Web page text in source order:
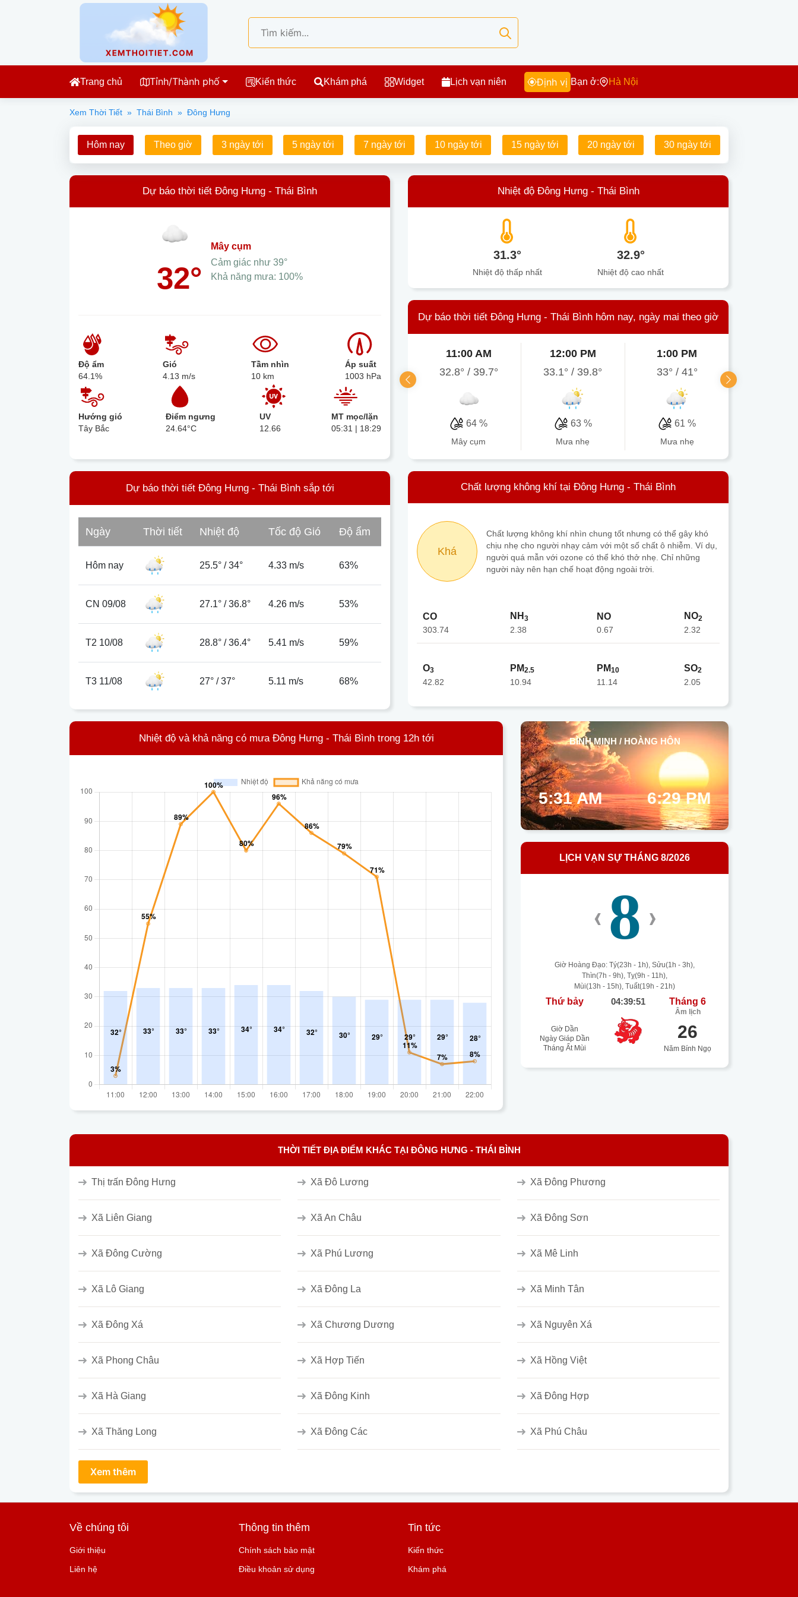
Trang chủ Tỉnh/Thành phố Kiến thức Khám phá Widget Lịch vạn niên Định vị Bạn ở: Hà Nội
Xem Thời Tiết » Thái Bình » Đông Hưng
Hôm nay Theo giờ 3 ngày tới 5 ngày tới 7 ngày tới 10 ngày tới 15 ngày tới 20 ngày tới 30 ngày tới
Dự báo thời tiết Đông Hưng - Thái Bình
32°
mây cụm
Cảm giác như 39°
Khả năng mưa: 100%
Độ ẩm
64.1%
Gió
4.13 m/s
Tầm nhìn
10 km
Áp suất
1003 hPa
Hướng gió
Tây Bắc
Điểm ngưng
24.64°C
UV
12.66
MT mọc/lặn
05:31 | 18:29
Nhiệt độ Đông Hưng - Thái Bình
31.3°
Nhiệt độ thấp nhất
32.9°
Nhiệt độ cao nhất
Dự báo thời tiết Đông Hưng - Thái Bình hôm nay, ngày mai theo giờ
11:00 AM
32.8° / 39.7°
64 %
mây cụm
12:00 PM
33.1°/ 39.8°
63 %
mưa nhẹ
1:00 PM
33° / 41°
61 %
mưa nhẹ
Dự báo thời tiết Đông Hưng - Thái Bình sắp tới
Ngày Thời tiết Nhiệt độ Tốc độ Gió Độ ẩm
Hôm nay 25.5° /34° 4.33 m/s 63%
CN 09/08 27.1° /36.8° 4.26 m/s 53%
T2 10/08 28.8° /36.4° 5.41 m/s 59%
T3 11/08 27° /37° 5.11 m/s 68%
Chất lượng không khí tại Đông Hưng - Thái Bình
Khá
Chất lượng không khí nhìn chung tốt nhưng có thể gây khó
chịu nhẹ cho người nhạy cảm với một số chất ô nhiễm. Ví dụ,
người quá mẫn với ozone có thể khó thở nhẹ. Chỉ những
người này nên hạn chế hoạt động ngoài trời.
CO
303.74
NH 3
2.38
NO
0.67
NO2
2.32
O3
42.82
PM2.5
10.94
PM10
11.14
SO2
2.05
Nhiệt độ và khả năng có mưa Đông Hưng - Thái Bình trong 12h tới BÌNH MINH / HOÀNG HÔN
5:31 AM 6:29 PM
LỊCH VẠN SỰ THÁNG 8/2026
‹ 8 ›
Giờ Hoàng Đạo: Tý(23h - 1h), Sửu(1h - 3h),
Thìn(7h - 9h), Tỵ(9h - 11h),
Mùi(13h - 15h), Tuất(19h - 21h)
Thứ bảy 04:39:51 Tháng 6
Âm lịch
Giờ Dần
Ngày Giáp Dần
Tháng Ất Mùi
26
Năm Bính Ngọ
THỜI TIẾT ĐỊA ĐIỂM KHÁC TẠI ĐÔNG HƯNG - THÁI BÌNH
Thị trấn Đông Hưng Xã Đô Lương Xã Đông Phương
Xã Liên Giang Xã An Châu Xã Đông Sơn
Xã Đông Cường Xã Phú Lương Xã Mê Linh
Xã Lô Giang Xã Đông La Xã Minh Tân
Xã Đông Xá Xã Chương Dương Xã Nguyên Xá
Xã Phong Châu Xã Hợp Tiến Xã Hồng Việt
Xã Hà Giang Xã Đông Kinh Xã Đông Hợp
Xã Thăng Long Xã Đông Các Xã Phú Châu
Về chúng tôi
Giới thiệu
Liên hệ
Thông tin thêm
Chính sách bảo mật
Điều khoản sử dụng
Tin tức
Kiến thức
Khám phá